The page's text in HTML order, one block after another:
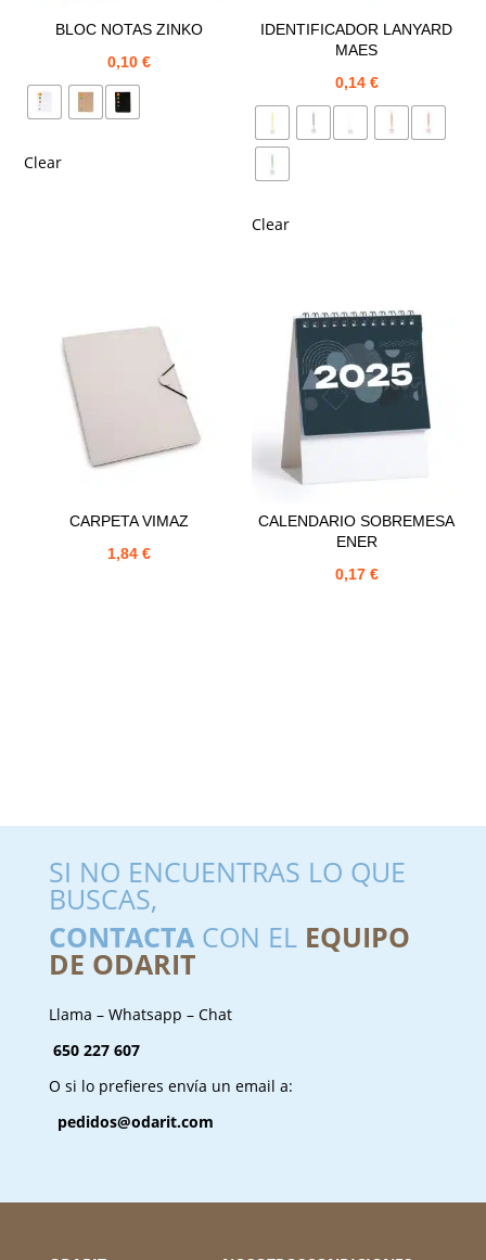
BLOC NOTAS ZINKO
0,10€
Clear
IDENTIFICADOR LANYARD
MAES
0,14 €
Clear
CARPETA VIMAZ
1,84€
CALENDARIO SOBREMESA
ENER
0,17 €
SI NO ENCUENTRAS LO QUE
BUSCAS,
CONTACTACON EL EQUIPO
DE ODARIT
Llama – Whatsapp – Chat
650 227 607
O si lo prefieres envía un email a:
pedidos@odarit.com